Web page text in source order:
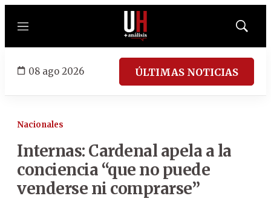
Menú
Mostrar
08 ago 2026 ÚLTIMAS NOTICIAS
Nacionales
Internas: Cardenal apela a la
conciencia “que no puede
venderse ni comprarse”